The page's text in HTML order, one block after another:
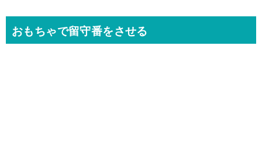
おもちゃで留守番をさせる